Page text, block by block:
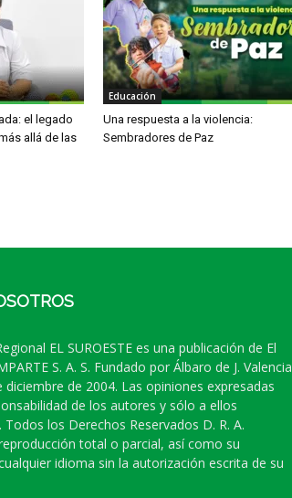
el legado
allá de las
Educación
Una respuesta a la violencia:
Sembradores de Paz
EL SUROESTE es una publicación de El
S. A. S. Fundado por Álbaro de J. Valencia
diciembre de 2004. Las opiniones expresadas
de los autores y sólo a ellos
los Derechos Reservados D. R. A.
total o parcial, así como su
idioma sin la autorización escrita de su